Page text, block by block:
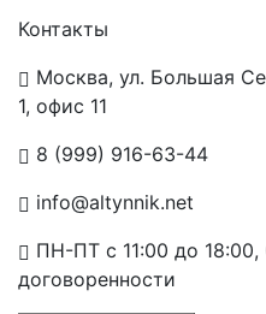
Контакты
Москва, ул. Большая
1, офис 11
8 (999) 916-63-44
info@altynnik.net
ПН-ПТ с 11:00 до
договоренности